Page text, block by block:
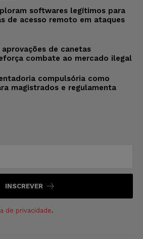
softwares legítimos para
de acesso remoto em ataques
de canetas
combate ao mercado ilegal
compulsória como
magistrados e regulamenta
INSCREVER
de privacidade.